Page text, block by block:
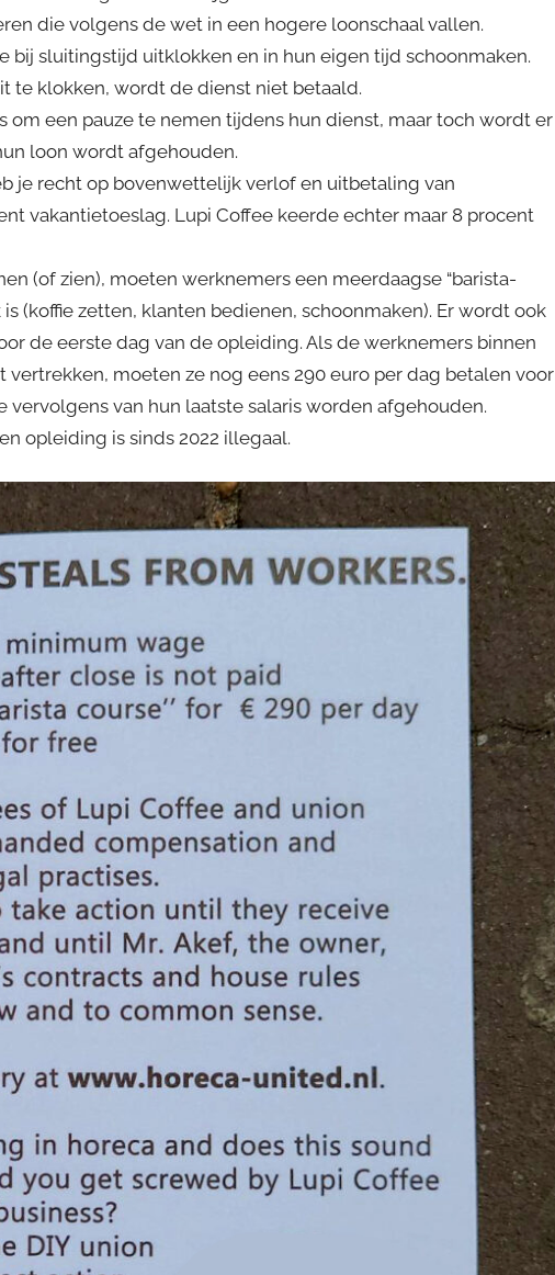
die volgens de wet in een hogere loonschaal vallen.
bij sluitingstijd uitklokken en in hun eigen tijd schoonmaken.
te klokken, wordt de dienst niet betaald.
om een pauze te nemen tijdens hun dienst, maar toch wordt er
loon wordt afgehouden.
je recht op bovenwettelijk verlof en uitbetaling van
vakantietoeslag. Lupi Coffee keerde echter maar 8 procent
(of zien), moeten werknemers een meerdaagse “barista-
(koffie zetten, klanten bedienen, schoonmaken). Er wordt ook
de eerste dag van de opleiding. Als de werknemers binnen
vertrekken, moeten ze nog eens 290 euro per dag betalen voor
van hun laatste salaris worden afgehouden.
opleiding is sinds 2022 illegaal.